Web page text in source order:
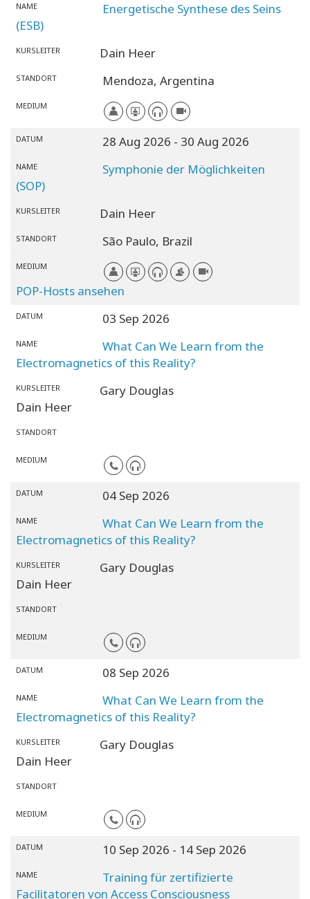
NAME
Energetische Synthese des Seins
(ESB)
KURSLEITER Dain Heer
STANDORT Mendoza, Argentina
MEDIUM
DATUM 28 Aug 2026 - 30 Aug 2026
NAME
Symphonie der Möglichkeiten
(SOP)
KURSLEITER Dain Heer
STANDORT São Paulo, Brazil
MEDIUM
POP-Hosts ansehen
DATUM 03 Sep 2026
NAME
What Can We Learn from the
Electromagnetics of this Reality?
KURSLEITER
Gary Douglas
Dain Heer
STANDORT
MEDIUM
DATUM 04 Sep 2026
NAME
What Can We Learn from the
Electromagnetics of this Reality?
KURSLEITER
Gary Douglas
Dain Heer
STANDORT
MEDIUM
DATUM 08 Sep 2026
NAME
What Can We Learn from the
Electromagnetics of this Reality?
KURSLEITER
Gary Douglas
Dain Heer
STANDORT
MEDIUM
DATUM 10 Sep 2026 - 14 Sep 2026
NAME
Training für zertifizierte
Facilitatoren von Access Consciousness